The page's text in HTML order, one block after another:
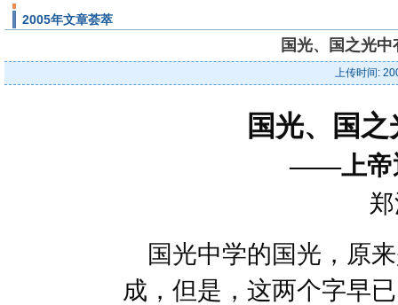
2005年文章荟萃
国光、国之光
上传时间:
国光、国
——上帝
国光中学的国光，原
成，但是，这两个字早